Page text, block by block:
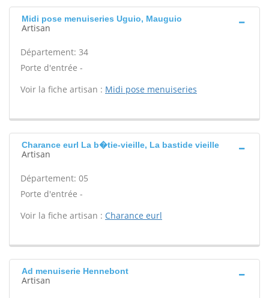
Midi pose menuiseries Uguio, Mauguio
Artisan
Département: 34
Porte d'entrée -
Voir la fiche artisan : Midi pose menuiseries
Charance eurl La b�tie-vieille, La bastide vieille
Artisan
Département: 05
Porte d'entrée -
Voir la fiche artisan : Charance eurl
Ad menuiserie Hennebont
Artisan